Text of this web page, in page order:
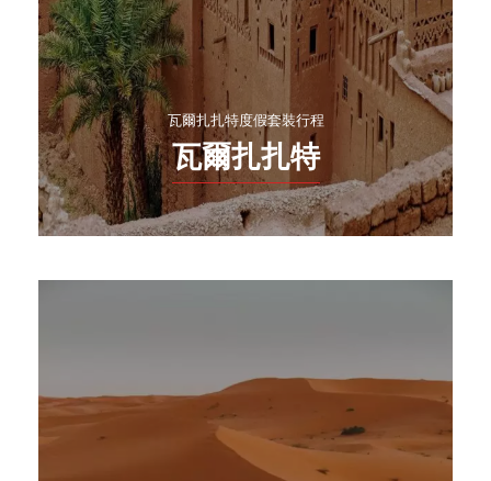
瓦爾扎扎特度假套裝行程
瓦爾扎扎特